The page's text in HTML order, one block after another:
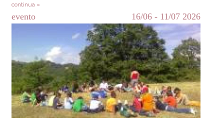
continua »
evento 16/06 - 11/07 2026